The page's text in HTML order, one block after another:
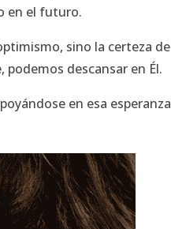
en el futuro.
sino la certeza de
descansar en Él.
en esa esperanza